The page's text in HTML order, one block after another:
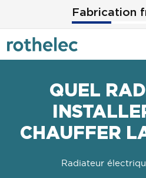
Aller au contenu principal
Fabrication
QUEL
CHAUFFER
Radiateur